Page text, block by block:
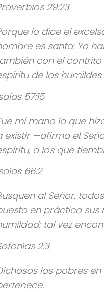
29:23
lo dice el
es santo: Yo
con el
de los
57:15
mi mano la que
existir —afirma el
a los que
66:2
al Señor,
en práctica sus
tal vez
2:3
los pobres